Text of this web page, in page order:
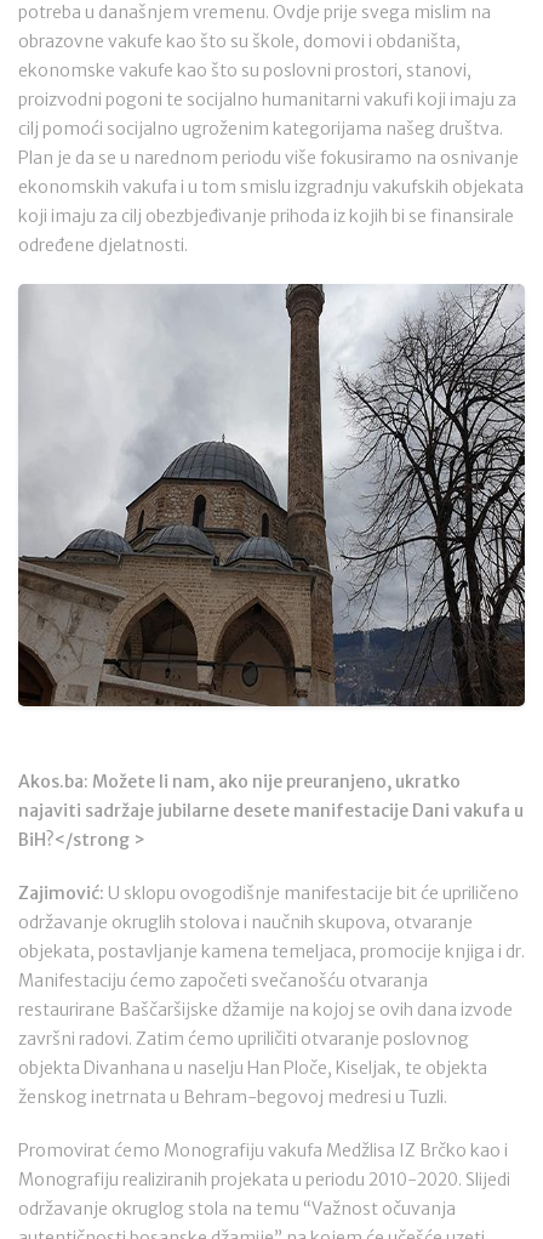
potreba u današnjem vremenu. Ovdje prije svega mislim na
obrazovne vakufe kao što su škole, domovi i obdaništa,
ekonomske vakufe kao što su poslovni prostori, stanovi,
proizvodni pogoni te socijalno humanitarni vakufi koji imaju za
cilj pomoći socijalno ugroženim kategorijama našeg društva.
Plan je da se u narednom periodu više fokusiramo na osnivanje
ekonomskih vakufa i u tom smislu izgradnju vakufskih objekata
koji imaju za cilj obezbjeđivanje prihoda iz kojih bi se finansirale
određene djelatnosti.
Akos.ba: Možete li nam, ako nije preuranjeno, ukratko
najaviti sadržaje jubilarne desete manifestacije Dani vakufa u
BiH?</strong >
Zajimović: U sklopu ovogodišnje manifestacije bit će upriličeno
održavanje okruglih stolova i naučnih skupova, otvaranje
objekata, postavljanje kamena temeljaca, promocije knjiga i dr.
Manifestaciju ćemo započeti svečanošću otvaranja
restaurirane Baščaršijske džamije na kojoj se ovih dana izvode
završni radovi. Zatim ćemo upriličiti otvaranje poslovnog
objekta Divanhana u naselju Han Ploče, Kiseljak, te objekta
ženskog inetrnata u Behram-begovoj medresi u Tuzli.
Promovirat ćemo Monografiju vakufa Medžlisa IZ Brčko kao i
Monografiju realiziranih projekata u periodu 2010-2020. Slijedi
održavanje okruglog stola na temu “Važnost očuvanja